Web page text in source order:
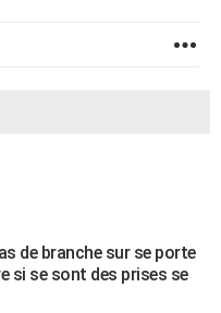
de branche sur se porte
si se sont des prises se